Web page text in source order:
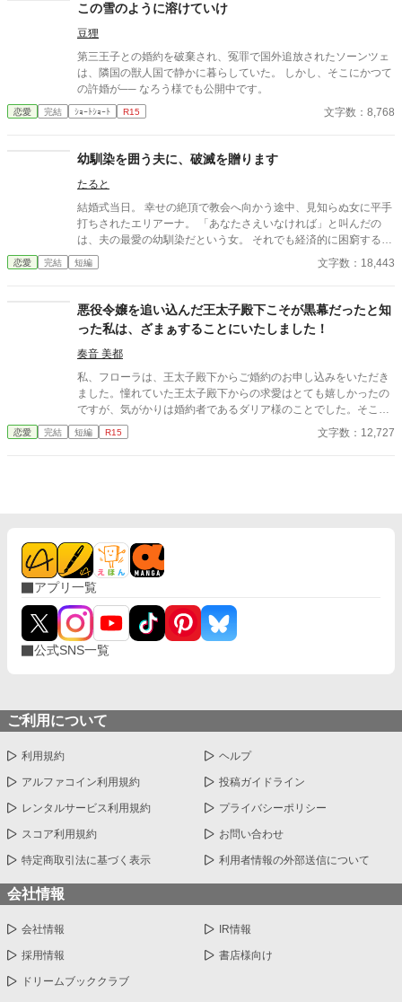
この雪のように溶けていけ
豆狸
第三王子との婚約を破棄され、冤罪で国外追放されたソーンツェ
は、隣国の獣人国で静かに暮らしていた。 しかし、そこにかつて
の許婚が── なろう様でも公開中です。
恋愛 完結 ｼｮｰﾄｼｮｰﾄ R15 文字数：8,768
幼馴染を囲う夫に、破滅を贈ります
たると
結婚式当日。 幸せの絶頂で教会へ向かう途中、見知らぬ女に平手
打ちされたエリアーナ。 「あなたさえいなければ」と叫んだの
は、夫の最愛の幼馴染だという女。 それでも経済的に困窮する実
家を救うため、エリアーナは泣き寝入りするしかなかった。
恋愛 完結 短編 文字数：18,443
悪役令嬢を追い込んだ王太子殿下こそが黒幕だったと知
った私は、ざまぁすることにいたしました！
奏音 美都
私、フローラは、王太子殿下からご婚約のお申し込みをいただき
ました。憧れていた王太子殿下からの求愛はとても嬉しかったの
ですが、気がかりは婚約者であるダリア様のことでした。そこで
私は、ダリア様と婚約破棄してからでしたら、ご婚約をお受けい
たしますと王太子殿下にお答えしたのでした。 その１ヶ月後、ダ
恋愛 完結 短編 R15 文字数：12,727
アプリ一覧
公式SNS一覧
ご利用について
利用規約 ヘルプ
アルファコイン利用規約 投稿ガイドライン
レンタルサービス利用規約 プライバシーポリシー
スコア利用規約 お問い合わせ
特定商取引法に基づく表示 利用者情報の外部送信について
会社情報
会社情報 IR情報
採用情報 書店様向け
ドリームブッククラブ